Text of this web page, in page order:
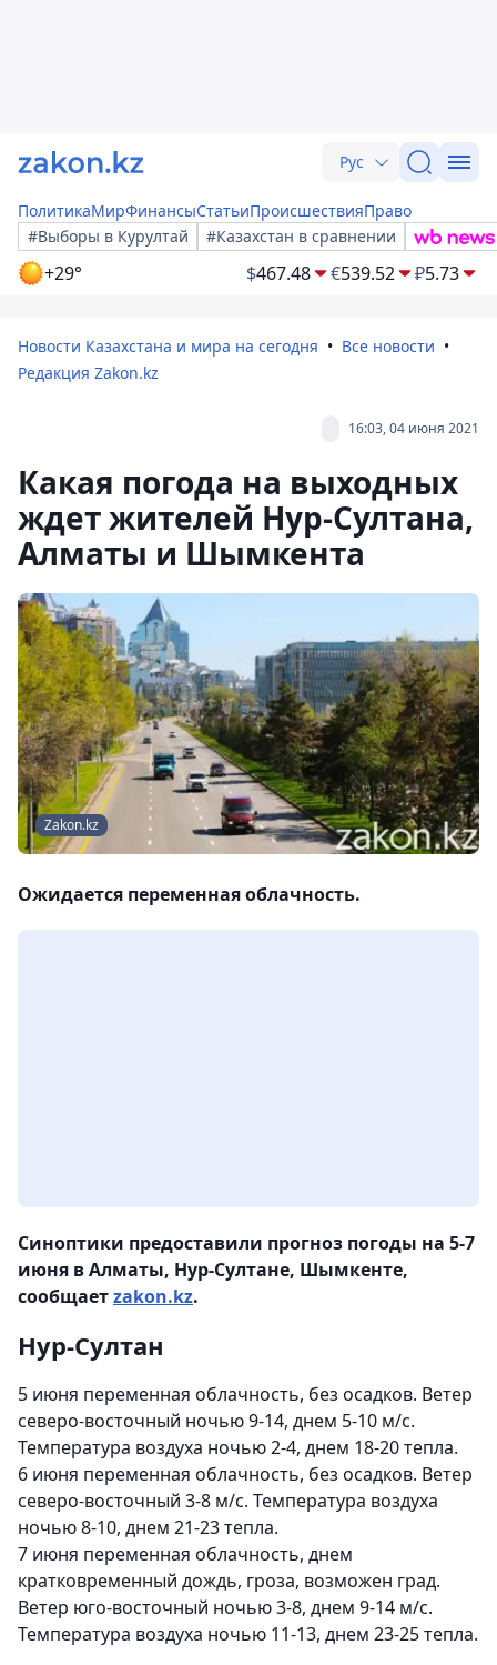
Рус
ПолитикаМирФинансыСтатьиПроисшествияПраво
#Выборы в Курултай
#Казахстан в сравнении
+29° $467.48 €539.52 ₽5.73
Новости Казахстана и мира на сегодня
Все новости
Редакция Zakon.kz
16:03, 04 июня 2021
Какая погода на выходных
ждет жителей Нур-Султана,
Алматы и Шымкента
Zakon.kz
Ожидается переменная облачность.
Синоптики предоставили прогноз погоды на 5-7
июня в Алматы, Нур-Султане, Шымкенте,
сообщаетzakon.kz.
Нур-Султан
5 июня переменная облачность, без осадков. Ветер
северо-восточный ночью 9-14, днем 5-10 м/с.
Температура воздуха ночью 2-4, днем 18-20 тепла.
6 июня переменная облачность, без осадков. Ветер
северо-восточный 3-8 м/с. Температура воздуха
ночью 8-10, днем 21-23 тепла.
7 июня переменная облачность, днем
кратковременный дождь, гроза, возможен град.
Ветер юго-восточный ночью 3-8, днем 9-14 м/с.
Температура воздуха ночью 11-13, днем 23-25 тепла.